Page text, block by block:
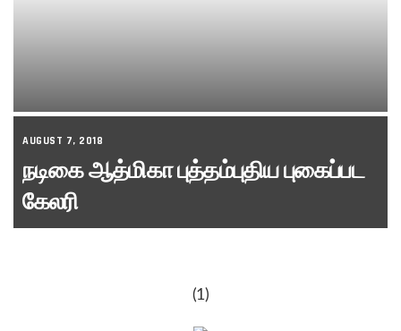
AUGUST 7, 2018
நடிகை ஆத்மிகா புத்தம்புதிய புகைப்பட
கேலரி
(1)